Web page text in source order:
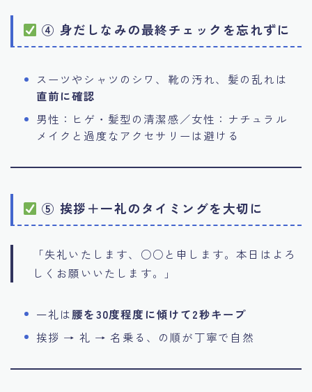
④ 身だしなみの最終チェックを忘れずに
スーツやシャツのシワ、靴の汚れ、髪の乱れは
直前に確認
男性：ヒゲ・髪型の清潔感／女性：ナチュラル
メイクと過度なアクセサリーは避ける
⑤ 挨拶＋一礼のタイミングを大切に
「失礼いたします、○○と申します。本日はよろ
しくお願いいたします。」
一礼は腰を30度程度に傾けて2秒キープ
挨拶 → 礼 → 名乗る、の順が丁寧で自然